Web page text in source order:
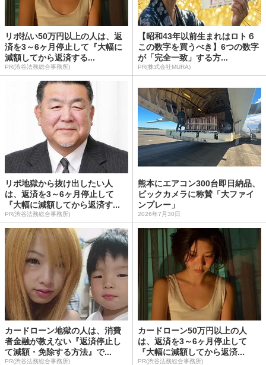
リボ払い50万円以上の人は、返
済を3～6ヶ月停止して『大幅に
減額してから返済する...
PR(渋谷法務総合事務所)
【昭和43年以前生まれはロト６
この数字を買うべき】6つの数字
が「完全一致」する方...
PR(株式会社MURA)
リボ地獄から抜け出したい人
は、返済を3～6ヶ月停止して
『大幅に減額してから返済す...
PR(渋谷法務総合事務所)
熊本にエアコン300台即日納品、
ビックカメラに称賛「大ファイ
ンプレー」
2026年7月30日
カードローン地獄の人は、消費
者金融が教えない『返済停止し
て減額・免除する方法』で...
PR(渋谷法務総合事務所)
カードローン50万円以上の人
は、返済を3～6ヶ月停止して
『大幅に減額してから返済...
PR(渋谷法務総合事務所)